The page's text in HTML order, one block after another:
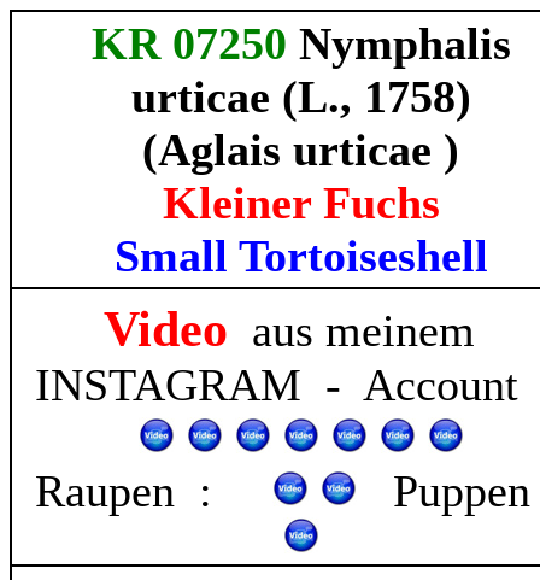
KR 07250 Nymphalis
urticae (L., 1758)
(Aglais urticae )
Kleiner Fuchs
Small Tortoiseshell
Video aus meinem
INSTAGRAM - Account
Raupen :